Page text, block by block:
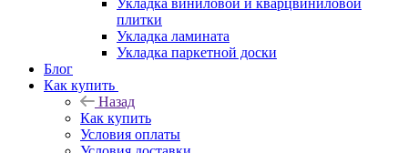
плитки
Укладка ламината
Укладка паркетной доски
Блог
Как купить
Назад
Как купить
Условия оплаты